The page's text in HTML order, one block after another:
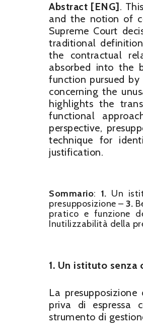
Abstract [ENG].
and the notion of
Supreme Court
traditional
the contractual
absorbed into the
function pursued
concerning the
highlights the
functional
perspective,
technique for
justification.
Sommario: 1. Un
presupposizione –3.
pratico e funzione
Inutilizzabilità della
1. Un istituto senza
La
priva di espressa
strumento di